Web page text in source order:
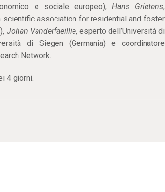
e sociale europeo); Hans Grietens,
scientific association for residential and foster
Johan Vanderfaeillie, esperto dell’Università di
di Siegen (Germania) e coordinatore
Network.
4 giorni.